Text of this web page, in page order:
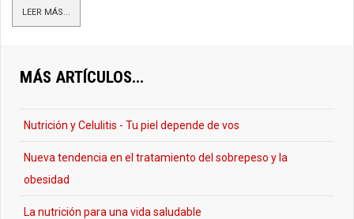
LEER MÁS...
MÁS ARTÍCULOS...
Nutrición y Celulitis - Tu piel depende de vos
Nueva tendencia en el tratamiento del sobrepeso y la
obesidad
La nutrición para una vida saludable